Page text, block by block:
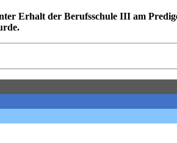
Erhalt der Berufsschule III am